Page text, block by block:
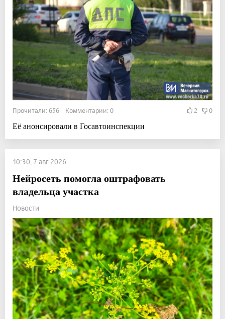
Прочитали: 656 Комментарии: 0 2 0
Её анонсировали в Госавтоинспекции
10:30, 7 авг 2026
Нейросеть помогла оштрафовать
владельца участка
Новости